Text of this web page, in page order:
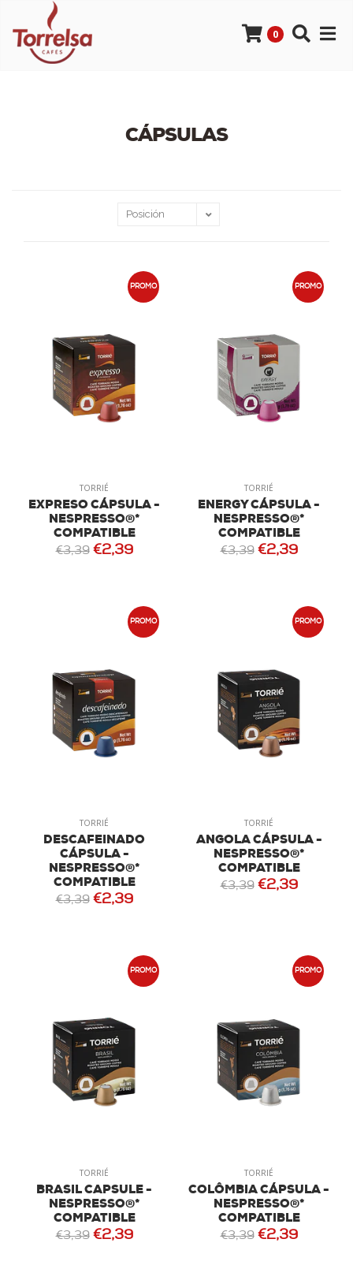
0
CÁPSULAS
PROMO
TORRIÉ
EXPRESO CÁPSULA -
NESPRESSO®*
COMPATIBLE
€3,39 €2,39
PROMO
TORRIÉ
ENERGY CÁPSULA -
NESPRESSO®*
COMPATIBLE
€3,39 €2,39
PROMO
TORRIÉ
DESCAFEINADO
CÁPSULA -
NESPRESSO®*
COMPATIBLE
€3,39 €2,39
PROMO
TORRIÉ
ANGOLA CÁPSULA -
NESPRESSO®*
COMPATIBLE
€3,39 €2,39
PROMO
TORRIÉ
BRASIL CAPSULE -
NESPRESSO®*
COMPATIBLE
€3,39 €2,39
PROMO
TORRIÉ
COLÔMBIA CÁPSULA -
NESPRESSO®*
COMPATIBLE
€3,39 €2,39